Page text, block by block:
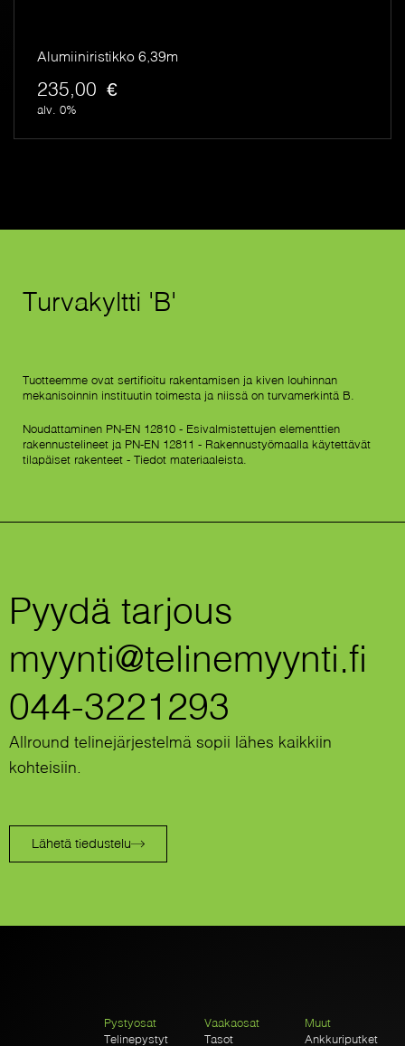
Alumiiniristikko 6,39m
235,00 €
alv. 0%
Turvakyltti 'B'
Tuotteemme ovat sertifioitu rakentamisen ja kiven louhinnan
mekanisoinnin instituutin toimesta ja niissä on turvamerkintä B.
Noudattaminen PN-EN 12810 - Esivalmistettujen elementtien
rakennustelineet ja PN-EN 12811 - Rakennustyömaalla käytettävät
tilapäiset rakenteet - Tiedot materiaaleista.
Pyydä tarjous
myynti@telinemyynti.fi
044-3221293
Allround telinejärjestelmä sopii lähes kaikkiin
kohteisiin.
Lähetä tiedustelu
Pystyosat
Telinepystyt
Vaakaosat
Tasot
Muut
Ankkuriputket